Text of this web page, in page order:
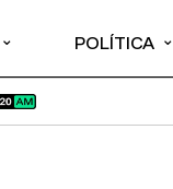
⌄ POLÍTICA ⌄